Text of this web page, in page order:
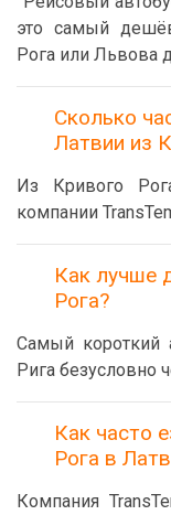
это самый
Рога или Львова
Сколько
Латвии из
Из Кривого
компании
Как лучше
Рога?
Самый короткий
Рига безусловно
Как часто
Рога в
Компания